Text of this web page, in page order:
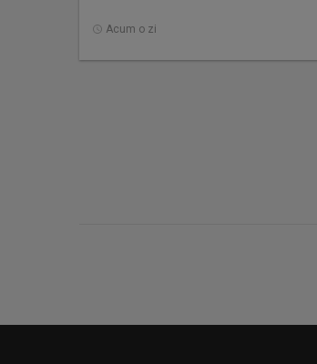
Acum o zi